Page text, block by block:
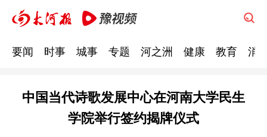
要闻 时事 城事 专题 河之洲 健康 教育 消
中国当代诗歌发展中心在河南大学民生
学院举行签约揭牌仪式